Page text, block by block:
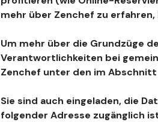
mehr über Zenchef zu erfahren,
Um mehr über die Grundzüge
Verantwortlichkeiten bei
Zenchef unter den im
Sie sind auch eingeladen, die
folgender Adresse zugänglich